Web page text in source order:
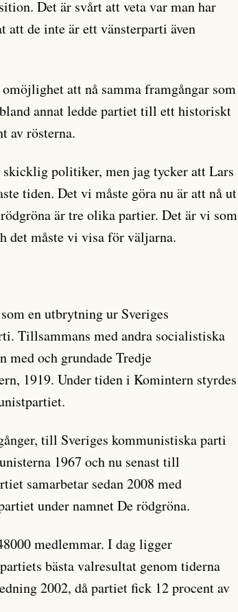
Det är svårt att veta var man har
att de inte är ett vänsterparti även
att nå samma framgångar som
annat ledde partiet till ett historiskt
av rösterna.
politiker, men jag tycker att Lars
tiden. Det vi måste göra nu är att nå ut
är tre olika partier. Det är vi som
det måste vi visa för väljarna.
en utbrytning ur Sveriges
Tillsammans med andra socialistiska
med och grundade Tredje
1919. Under tiden i Komintern styrdes
till Sveriges kommunistiska parti
1967 och nu senast till
samarbetar sedan 2008 med
under namnet De rödgröna.
medlemmar. I dag ligger
bästa valresultat genom tiderna
2002, då partiet fick 12 procent av